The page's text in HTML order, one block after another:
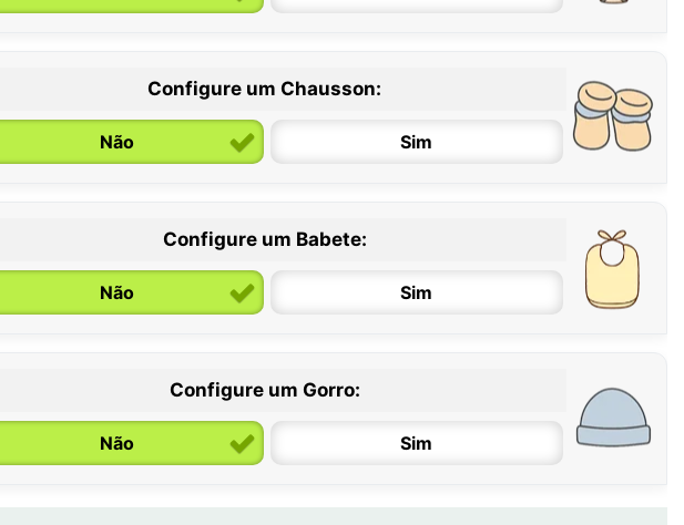
6 / 12 meses 12 / 18 meses
Configure um Chausson:
Não Sim
Configure um Babete:
Não Sim
Configure um Gorro:
Não Sim